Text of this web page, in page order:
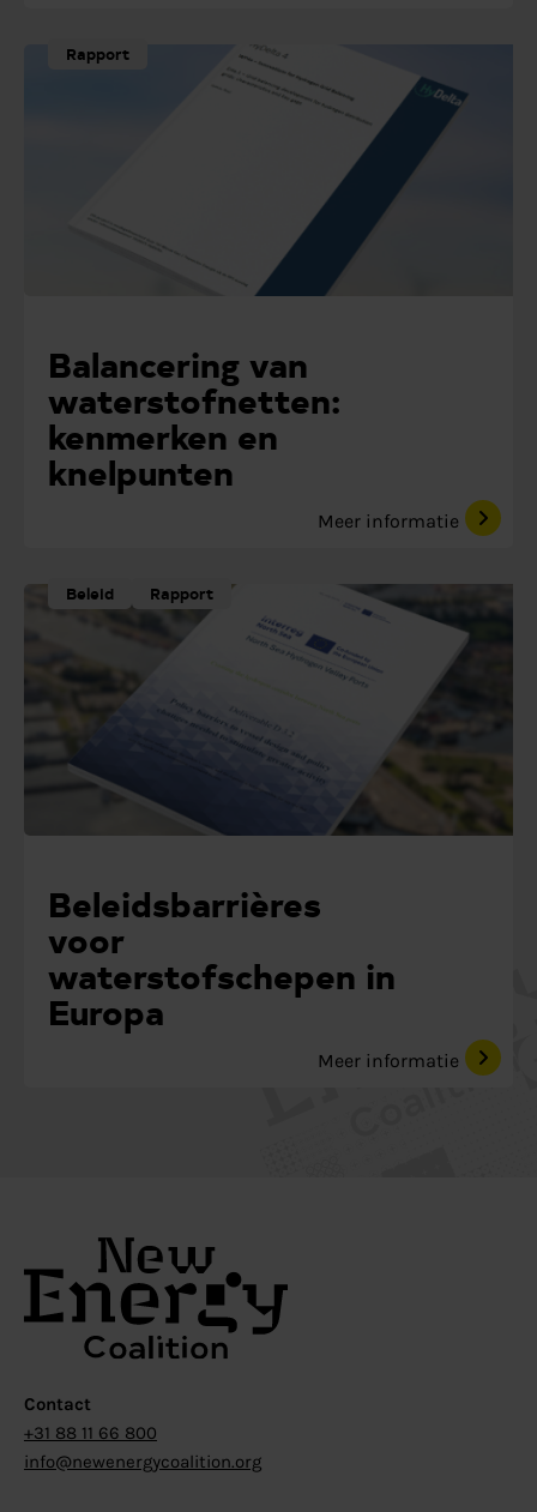
Rapport
Balancering van
waterstofnetten:
kenmerken en
knelpunten
Meer informatie
Beleid Rapport
Beleidsbarrières
voor
waterstofschepen in
Europa
Meer informatie
Contact
+31 88 11 66 800
info@newenergycoalition.org